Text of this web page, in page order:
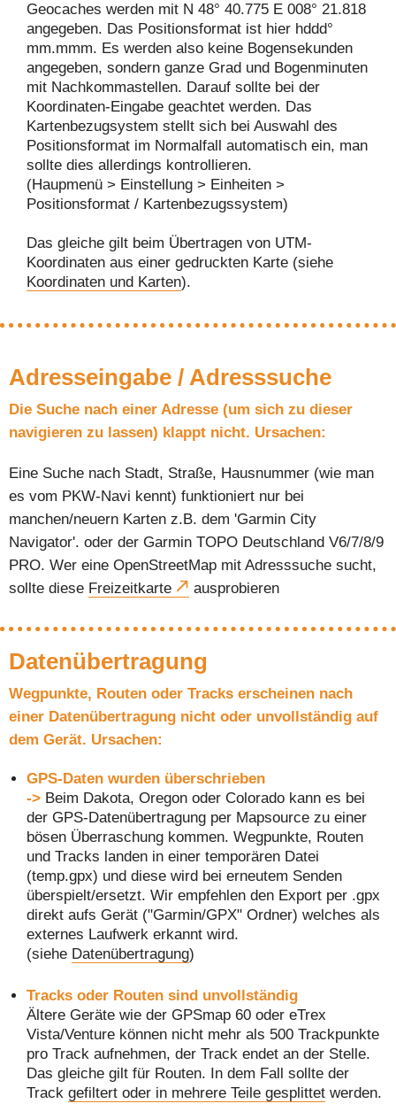
Geocaches werden mit N 48° 40.775 E 008° 21.818
angegeben. Das Positionsformat ist hier hddd°
mm.mmm. Es werden also keine Bogensekunden
angegeben, sondern ganze Grad und Bogenminuten
mit Nachkommastellen. Darauf sollte bei der
Koordinaten-Eingabe geachtet werden. Das
Kartenbezugsystem stellt sich bei Auswahl des
Positionsformat im Normalfall automatisch ein, man
sollte dies allerdings kontrollieren.
(Haupmenü > Einstellung > Einheiten >
Positionsformat / Kartenbezugssystem)
Das gleiche gilt beim Übertragen von UTM-
Koordinaten aus einer gedruckten Karte (siehe
Koordinaten und Karten).
Adresseingabe / Adresssuche
Die Suche nach einer Adresse (um sich zu dieser
navigieren zu lassen) klappt nicht. Ursachen:
Eine Suche nach Stadt, Straße, Hausnummer (wie man
es vom PKW-Navi kennt) funktioniert nur bei
manchen/neuern Karten z.B. dem 'Garmin City
Navigator'. oder der Garmin TOPO Deutschland V6/7/8/9
PRO. Wer eine OpenStreetMap mit Adresssuche sucht,
sollte diese Freizeitkarte ausprobieren
Datenübertragung
Wegpunkte, Routen oder Tracks erscheinen nach
einer Datenübertragung nicht oder unvollständig auf
dem Gerät. Ursachen:
GPS-Daten wurden überschrieben
-> Beim Dakota, Oregon oder Colorado kann es bei
der GPS-Datenübertragung per Mapsource zu einer
bösen Überraschung kommen. Wegpunkte, Routen
und Tracks landen in einer temporären Datei
(temp.gpx) und diese wird bei erneutem Senden
überspielt/ersetzt. Wir empfehlen den Export per .gpx
direkt aufs Gerät ("Garmin/GPX" Ordner) welches als
externes Laufwerk erkannt wird.
(siehe Datenübertragung)
Tracks oder Routen sind unvollständig
Ältere Geräte wie der GPSmap 60 oder eTrex
Vista/Venture können nicht mehr als 500 Trackpunkte
pro Track aufnehmen, der Track endet an der Stelle.
Das gleiche gilt für Routen. In dem Fall sollte der
Track gefiltert oder in mehrere Teile gesplittet werden.